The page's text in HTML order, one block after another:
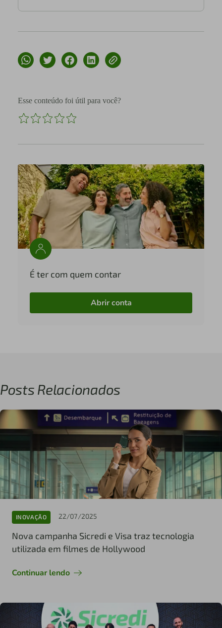
Esse conteúdo foi útil para você?
É ter com quem contar
Abrir conta
Posts Relacionados
INOVAÇÃO 22/07/2025
Nova campanha Sicredi e Visa traz tecnologia
utilizada em filmes de Hollywood
Continuar lendo